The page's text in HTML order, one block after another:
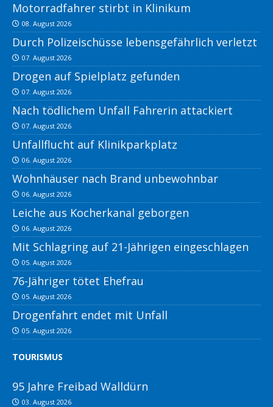
Motorradfahrer stirbt in Klinikum
08. August 2026
Durch Polizeischüsse lebensgefährlich verletzt
07. August 2026
Drogen auf Spielplatz gefunden
07. August 2026
Nach tödlichem Unfall Fahrerin attackiert
07. August 2026
Unfallflucht auf Klinikparkplatz
06. August 2026
Wohnhäuser nach Brand unbewohnbar
06. August 2026
Leiche aus Kocherkanal geborgen
06. August 2026
Mit Schlagring auf 21-Jährigen eingeschlagen
05. August 2026
76-Jähriger tötet Ehefrau
05. August 2026
Drogenfahrt endet mit Unfall
05. August 2026
TOURISMUS
95 Jahre Freibad Walldürn
03. August 2026